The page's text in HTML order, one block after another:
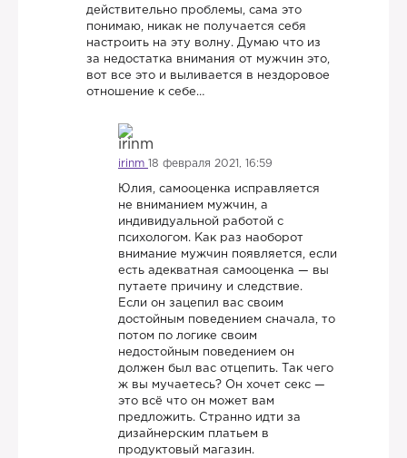
действительно проблемы, сама это
понимаю, никак не получается себя
настроить на эту волну. Думаю что из
за недостатка внимания от мужчин это,
вот все это и выливается в нездоровое
отношение к себе…
irinm 18 февраля 2021, 16:59
Юлия, самооценка исправляется
не вниманием мужчин, а
индивидуальной работой с
психологом. Как раз наоборот
внимание мужчин появляется, если
есть адекватная самооценка — вы
путаете причину и следствие.
Если он зацепил вас своим
достойным поведением сначала, то
потом по логике своим
недостойным поведением он
должен был вас отцепить. Так чего
ж вы мучаетесь? Он хочет секс —
это всё что он может вам
предложить. Странно идти за
дизайнерским платьем в
продуктовый магазин.